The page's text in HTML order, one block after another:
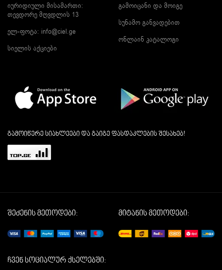
იურიდიული მისამართი:
თევდორე მღვდლის 13
ელ-ფოტა: info@ciel.ge
სიელის აქციები
გამოიცანი და მოიგე
სუნამო განვადებით
ონლაინ კატალოგი
გამოიწერე სიახლეები და გაიგე ფასდაკლების შესახებ!
შეძენის მეთოდები: მიტანის მეთოდები:
ჩვენ სოციალურ ქსელებში: